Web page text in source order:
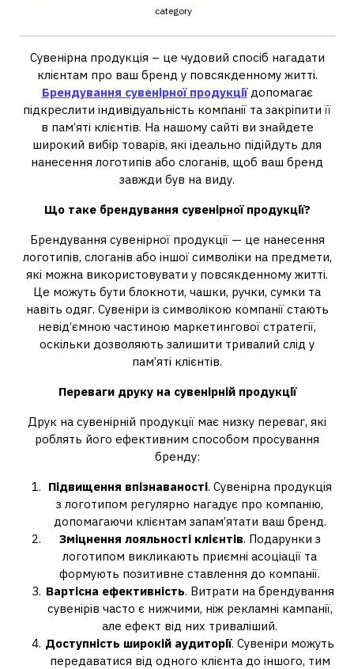
category
Сувенірна продукція – це чудовий спосіб нагадати
клієнтам про ваш бренд у повсякденному житті.
Брендування сувенірної продукціїдопомагає
підкреслити індивідуальність компанії та закріпити її
в пам’яті клієнтів. На нашому сайті ви знайдете
широкий вибір товарів, які ідеально підійдуть для
нанесення логотипів або слоганів, щоб ваш бренд
завжди був на виду.
Що таке брендування сувенірної продукції?
Брендування сувенірної продукції — це нанесення
логотипів, слоганів або іншої символіки на предмети,
які можна використовувати у повсякденному житті.
Це можуть бути блокноти, чашки, ручки, сумки та
навіть одяг. Сувеніри із символікою компанії стають
невід’ємною частиною маркетингової стратегії,
оскільки дозволяють залишити тривалий слід у
пам’яті клієнтів.
Переваги друку на сувенірній продукції
Друк на сувенірній продукції має низку переваг, які
роблять його ефективним способом просування
бренду:
Підвищення впізнаваності. Сувенірна продукція
з логотипом регулярно нагадує про компанію,
допомагаючи клієнтам запам’ятати ваш бренд.
Зміцнення лояльності клієнтів. Подарунки з
логотипом викликають приємні асоціації та
формують позитивне ставлення до компанії.
Вартісна ефективність. Витрати на брендування
сувенірів часто є нижчими, ніж рекламні кампанії,
але ефект від них триваліший.
Доступність широкій аудиторії. Сувеніри можуть
передаватися від одного клієнта до іншого, тим